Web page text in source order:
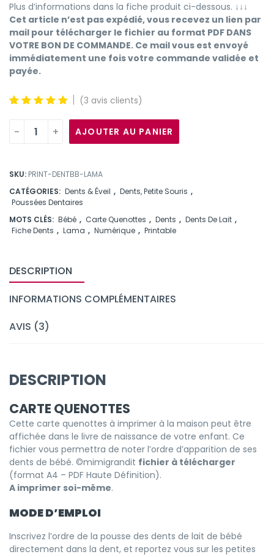
Plus d’informations dans la fiche produit ci-dessous. ↓↓↓
Cet article n’est pas expédié, vous recevez un lien par
mail pour télécharger le fichier au format PDF DANS
VOTRE BON DE COMMANDE. Ce mail vous est envoyé
immédiatement une fois votre commande validée et
payée.
sur les
(3 avis clients)
- + AJOUTER AU PANIER
SKU: PRINT-DENTBB-LAMA
CATÉGORIES: Dents & Éveil , Dents, Petite Souris ,
Poussées Dentaires
MOTS CLÉS: Bébé , Carte Quenottes , Dents , Dents De Lait ,
Fiche Dents , Lama , Numérique , Printable
DESCRIPTION
INFORMATIONS COMPLÉMENTAIRES
AVIS (3)
DESCRIPTION
CARTE QUENOTTES
Cette carte quenottes à imprimer à la maison peut être
affichée dans le livre de naissance de votre enfant. Ce
fichier vous permettra de noter l’ordre d’apparition de ses
dents de bébé. ©mimigrandit fichier à télécharger
(format A4 – PDF Haute Définition).
A imprimer soi-même.
MODE D’EMPLOI
Inscrivez l’ordre de la pousse des dents de lait de bébé
directement dans la dent, et reportez vous sur les petites